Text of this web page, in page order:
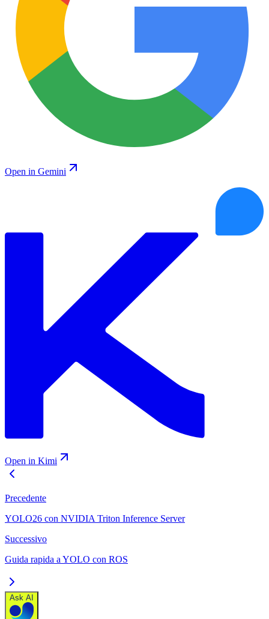
Open in Gemini
Open in Kimi
Precedente
YOLO26 con NVIDIA Triton Inference Server
Successivo
Guida rapida a YOLO con ROS
Ask AI